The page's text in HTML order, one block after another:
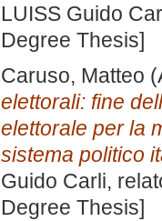
LUISS Guido
Degree Thesis]
Caruso, Matteo
elettorali: fine
elettorale per la
sistema politico
Guido Carli,
Degree Thesis]